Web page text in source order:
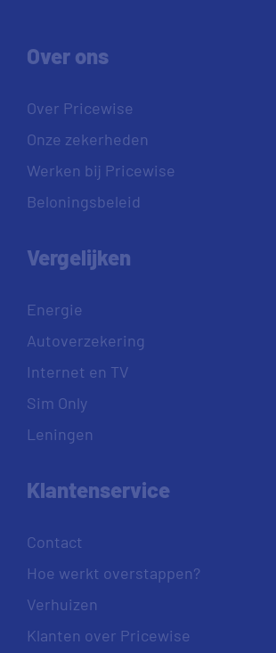
Over ons
Over Pricewise
Onze zekerheden
Werken bij Pricewise
Beloningsbeleid
Vergelijken
Energie
Autoverzekering
Internet en TV
Sim Only
Leningen
Klantenservice
Contact
Hoe werkt overstappen?
Verhuizen
Klanten over Pricewise